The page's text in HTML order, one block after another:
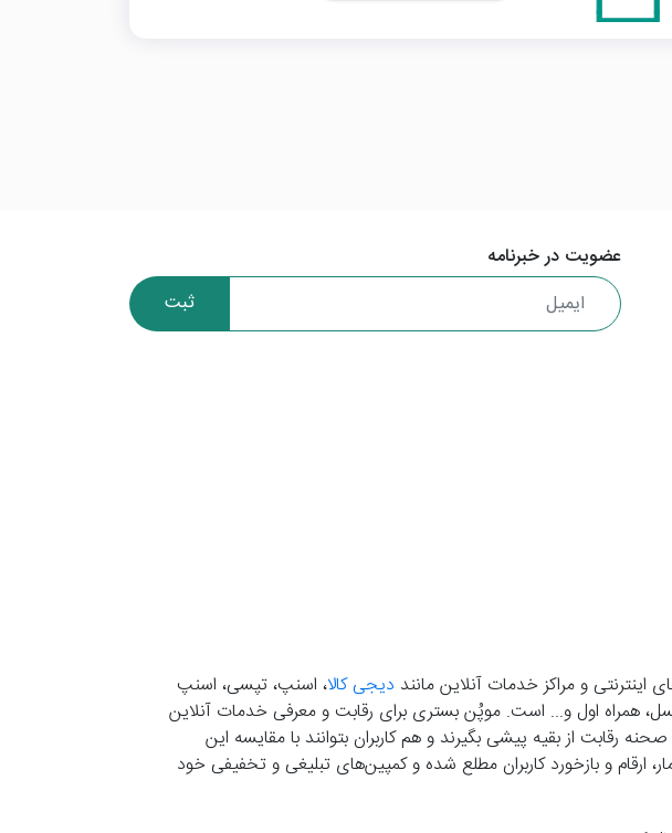
عضویت در خبرنامه
ثبت
اینترنتی و مراکز خدمات آنلاین مانند دیجی کالا، اسنپ، تپسی، اسنپ
همراه اول و... است. موپُن بستری برای رقابت و معرفی خدمات آنلاین
رقابت از بقیه پیشی بگیرند و هم کاربران بتوانند با مقایسه این
ارقام و بازخورد کاربران مطلع شده و کمپین‌های تبلیغی و تخفیفی خود